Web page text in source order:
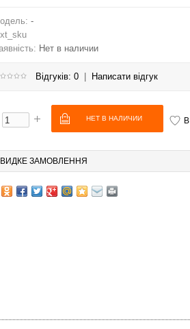
-
Нет в наличии
Відгуків: 0 Написати відгук
ЗАМОВЛЕННЯ